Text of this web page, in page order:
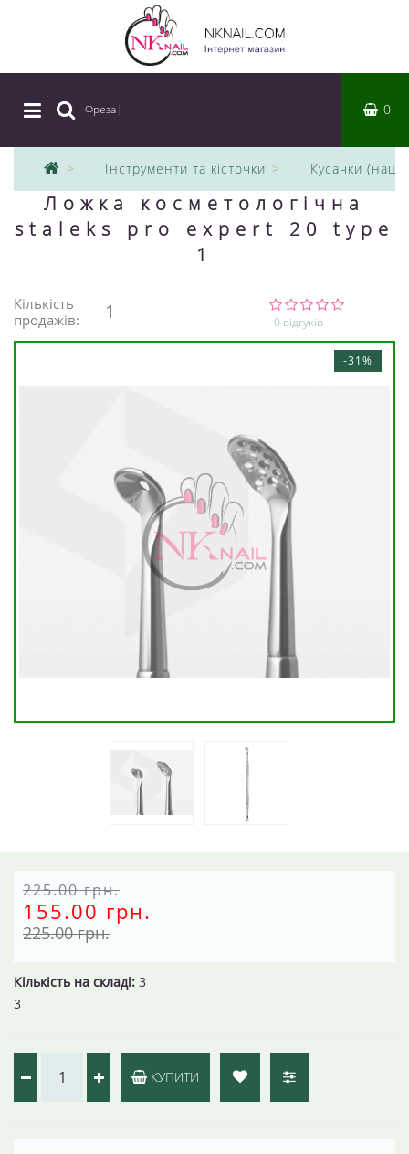
Фреза| 0
Інструменти та кісточки Кусачки
Ложка косметологічна
staleks pro expert 20 type
1
Кількість
продажів:
1 0 відгуків
-31%
225.00 грн.
155.00 грн.
225.00 грн.
Кількість на складі: 3
3
КУПИТИ